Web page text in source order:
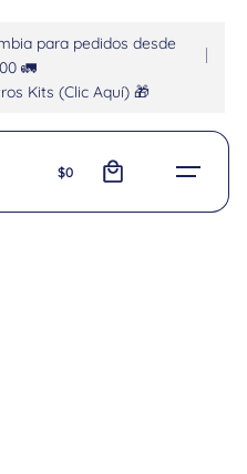
para pedidos desde
🚛
Kits (Clic Aquí) 🎁
$0